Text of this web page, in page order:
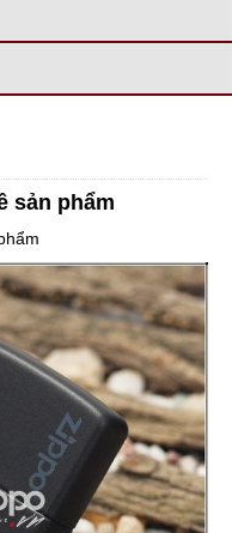
sản phẩm